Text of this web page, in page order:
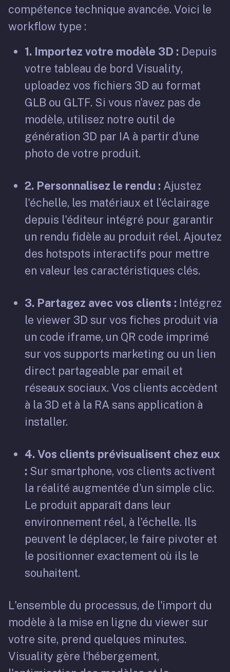
compétence technique avancée. Voici le
workflow type :
1. Importez votre modèle 3D : Depuis
votre tableau de bord Visuality,
uploadez vos fichiers 3D au format
GLB ou GLTF. Si vous n'avez pas de
modèle, utilisez notre outil de
génération 3D par IA à partir d'une
photo de votre produit.
2. Personnalisez le rendu : Ajustez
l'échelle, les matériaux et l'éclairage
depuis l'éditeur intégré pour garantir
un rendu fidèle au produit réel. Ajoutez
des hotspots interactifs pour mettre
en valeur les caractéristiques clés.
3. Partagez avec vos clients : Intégrez
le viewer 3D sur vos fiches produit via
un code iframe, un QR code imprimé
sur vos supports marketing ou un lien
direct partageable par email et
réseaux sociaux. Vos clients accèdent
à la 3D et à la RA sans application à
installer.
4. Vos clients prévisualisent chez eux
: Sur smartphone, vos clients activent
la réalité augmentée d'un simple clic.
Le produit apparaît dans leur
environnement réel, à l'échelle. Ils
peuvent le déplacer, le faire pivoter et
le positionner exactement où ils le
souhaitent.
L'ensemble du processus, de l'import du
modèle à la mise en ligne du viewer sur
votre site, prend quelques minutes.
Visuality gère l'hébergement,